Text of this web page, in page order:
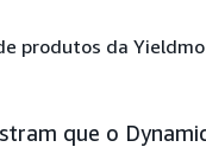
produtos da Yieldmo
que o